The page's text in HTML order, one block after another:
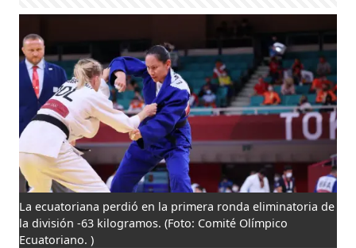
La ecuatoriana perdió en la primera ronda eliminatoria de
la división -63 kilogramos.(Foto: Comité Olímpico
Ecuatoriano. )